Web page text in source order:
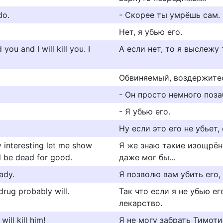
- Скорее ты умрёшь сам.
Нет, я убью его.
and I will kill you. I
А если нет, то я выслежу
Обвиняемый,
- Он просто немного
- Я убью его.
Ну если это его не
interesting let me show
be dead for good.
Я же знаю такие
даже мог бы...
Я позволю вам убить
probably will.
Так что если я не убью
лекарство.
kill him!
Я не могу забрать